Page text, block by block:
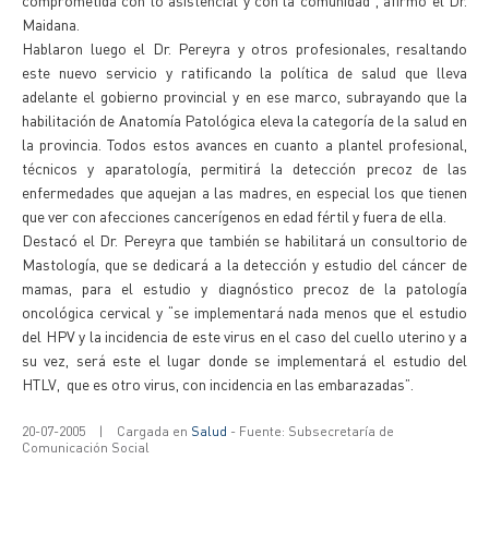
Maidana.
Hablaron luego el Dr. Pereyra y otros profesionales, resaltando
este nuevo servicio y ratificando la política de salud que lleva
adelante el gobierno provincial y en ese marco, subrayando que la
habilitación de Anatomía Patológica eleva la categoría de la salud en
la provincia. Todos estos avances en cuanto a plantel profesional,
técnicos y aparatología, permitirá la detección precoz de las
enfermedades que aquejan a las madres, en especial los que tienen
que ver con afecciones cancerígenos en edad fértil y fuera de ella.
Destacó el Dr. Pereyra que también se habilitará un consultorio de
Mastología, que se dedicará a la detección y estudio del cáncer de
mamas, para el estudio y diagnóstico precoz de la patología
oncológica cervical y “se implementará nada menos que el estudio
del HPV y la incidencia de este virus en el caso del cuello uterino y a
su vez, será este el lugar donde se implementará el estudio del
HTLV, que es otro virus, con incidencia en las embarazadas”.
20-07-2005 | Cargada en Salud - Fuente: Subsecretaría de
Comunicación Social